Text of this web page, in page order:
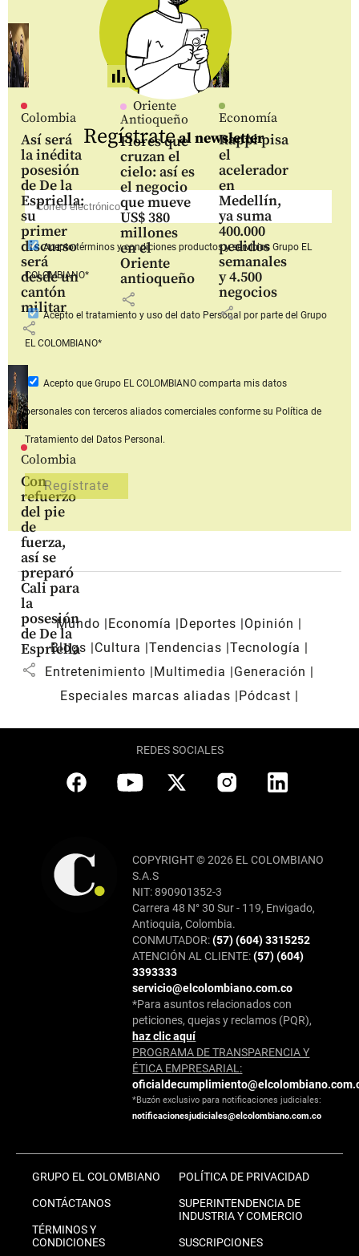
Colombia
Así será
la inédita
posesión
de De la
Espriella:
su
primer
discurso
será
desde un
cantón
militar
share
Oriente
Antioqueño
Flores que
cruzan el
cielo: así es
el negocio
que mueve
US$ 380
millones
en el
Oriente
antioqueño
share
Economía
Rappi pisa
el
acelerador
en
Medellín,
ya suma
400.000
pedidos
semanales
y 4.500
negocios
share
Colombia
Con
refuerzo
del pie
de
fuerza,
así se
preparó
Cali para
la
posesión
de De la
Espriella
share
Regístrateal newsletter
Aceptotérminos y condiciones productos y serviciosGrupo EL
COLOMBIANO*
Acepto el tratamiento y uso del dato Personal por parte del Grupo
EL COLOMBIANO*
Acepto que Grupo EL COLOMBIANOcomparta mis datos
personales con terceros aliados comerciales conforme su Política de
Tratamiento del Datos Personal.
Mundo Economía Deportes
Opinión
Blogs
Cultura Tendencias Tecnología
Entretenimiento
Multimedia
Generación
Especiales marcas aliadas
Pódcast
REDES SOCIALES
COPYRIGHT © 2026 EL COLOMBIANO
S.A.S
NIT: 890901352-3
Carrera 48 N° 30 Sur - 119, Envigado,
Antioquia, Colombia.
CONMUTADOR:(57) (604) 3315252
ATENCIÓN AL CLIENTE:(57) (604)
3393333
servicio@elcolombiano.com.co
*Para asuntos relacionados con
peticiones, quejas y reclamos (PQR),
haz clic aquí
PROGRAMA DE TRANSPARENCIA Y
ÉTICA EMPRESARIAL:
*Buzón exclusivo para notificaciones judiciales:
notificacionesjudiciales@elcolombiano.com.co
GRUPO EL COLOMBIANO
CONTÁCTANOS
TÉRMINOS Y
CONDICIONES
POLÍTICA DE PRIVACIDAD
SUPERINTENDENCIA DE
INDUSTRIA Y COMERCIO
SUSCRIPCIONES